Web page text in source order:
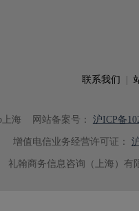
联系我们
上海 网站备案号： 沪ICP备
增值电信业务经营许可证：
礼翰商务信息咨询（上海）